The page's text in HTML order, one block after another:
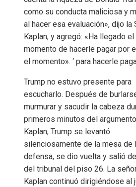
como su conducta maliciosa y
al hacer esa evaluación», dijo la
Kaplan, y agregó: «Ha llegado el
momento de hacerle pagar por
el momento». ‘ para hacerle
Trump no estuvo presente para
escucharlo. Después de
murmurar y sacudir la cabeza
primeros minutos del
Kaplan, Trump se levantó
silenciosamente de la mesa de
defensa, se dio vuelta y salió
del tribunal del piso 26. La
Kaplan continuó dirigiéndose al